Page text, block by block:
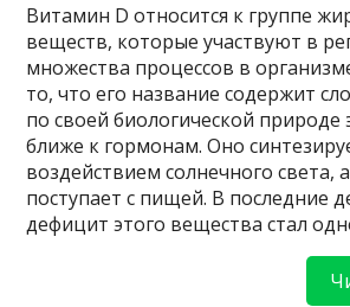
Витамин D относится к группе
веществ, которые участвуют в
множества процессов в
то, что его название содержит
по своей биологической природе
ближе к гормонам. Оно
воздействием солнечного света,
поступает с пищей. В последние
дефицит этого вещества стал